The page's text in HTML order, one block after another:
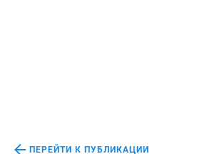
ПЕРЕЙТИ К ПУБЛИКАЦИИ